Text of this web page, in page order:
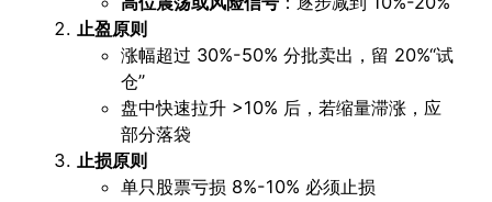
止盈原则
涨幅超过 30%-50% 分批卖出，留 20%“试
仓”
盘中快速拉升 >10% 后，若缩量滞涨，应
部分落袋
止损原则
单只股票亏损 8%-10% 必须止损